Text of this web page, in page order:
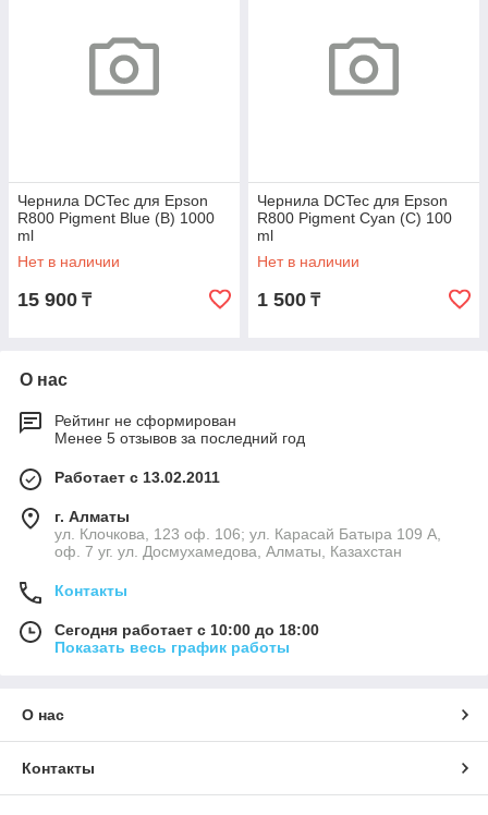
Чернила DCTec для Epson
R800 Pigment Blue (B) 1000
ml
Нет в наличии
15 900 ₸
Чернила DCTec для Epson
R800 Pigment Cyan (C) 100
ml
Нет в наличии
1 500 ₸
О нас
Рейтинг не сформирован
Менее 5 отзывов за последний год
Работает с 13.02.2011
г. Алматы
ул. Клочкова, 123 оф. 106; ул. Карасай Батыра 109 А,
оф. 7 уг. ул. Досмухамедова, Алматы, Казахстан
Контакты
Сегодня работает с 10:00 до 18:00
Показать весь график работы
О нас
Контакты